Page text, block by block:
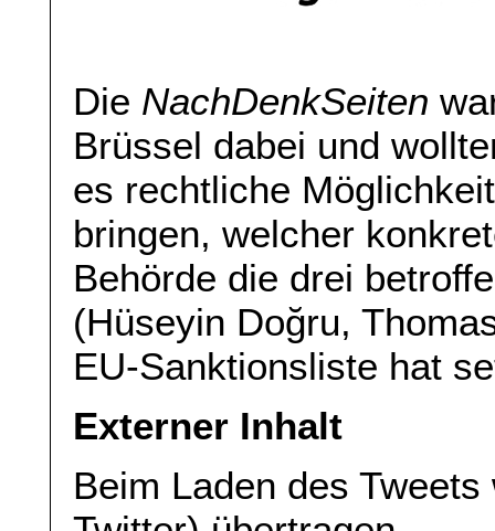
Die NachDenkSeiten
Brüssel dabei und
es rechtliche
bringen, welcher
Behörde die drei
(Hüseyin Doğru,
EU-Sanktionsliste hat
Externer Inhalt
Beim Laden des